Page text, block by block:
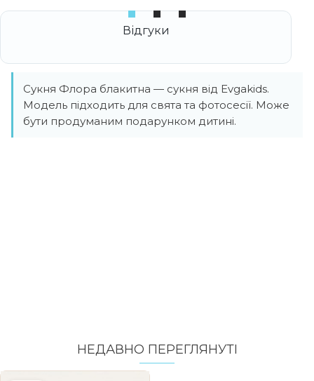
Сукня Флора блакитна — сукня від Evgakids.
Модель підходить для свята та фотосесії. Може
бути продуманим подарунком дитині.
НЕДАВНО ПЕРЕГЛЯНУТI